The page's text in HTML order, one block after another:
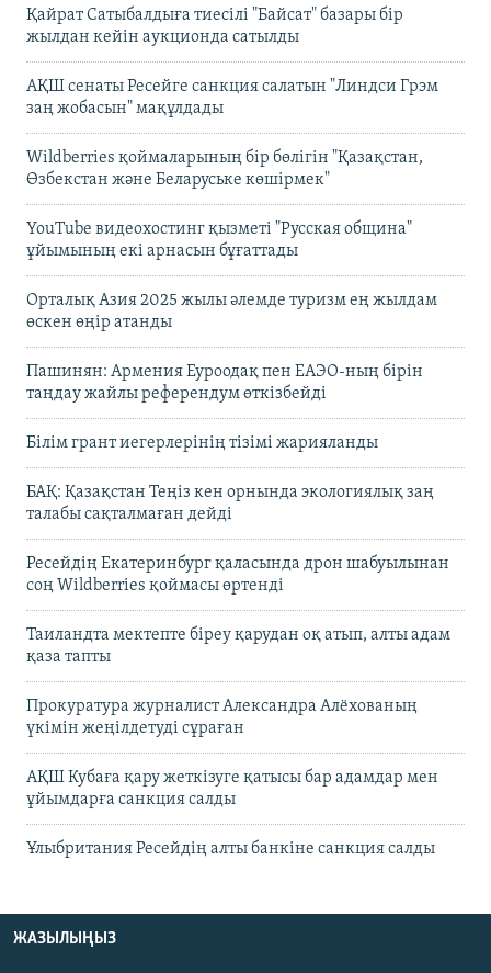
Қайрат Сатыбалдыға тиесілі "Байсат" базары бір
жылдан кейін аукционда сатылды
АҚШ сенаты Ресейге санкция салатын "Линдси Грэм
заң жобасын" мақұлдады
Wildberries қоймаларының бір бөлігін "Қазақстан,
Өзбекстан және Беларуське көшірмек"
YouTube видеохостинг қызметі "Русская община"
ұйымының екі арнасын бұғаттады
Орталық Азия 2025 жылы әлемде туризм ең жылдам
өскен өңір атанды
Пашинян: Армения Еуроодақ пен ЕАЭО-ның бірін
таңдау жайлы референдум өткізбейді
Білім грант иегерлерінің тізімі жарияланды
БАҚ: Қазақстан Теңіз кен орнында экологиялық заң
талабы сақталмаған дейді
Ресейдің Екатеринбург қаласында дрон шабуылынан
соң Wildberries қоймасы өртенді
Таиландта мектепте біреу қарудан оқ атып, алты адам
қаза тапты
Прокуратура журналист Александра Алёхованың
үкімін жеңілдетуді сұраған
АҚШ Кубаға қару жеткізуге қатысы бар адамдар мен
ұйымдарға санкция салды
Ұлыбритания Ресейдің алты банкіне санкция салды
ЖАЗЫЛЫҢЫЗ